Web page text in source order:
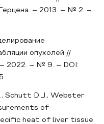
– 2013. – № 2. –
опухолей //
2022. – № 9. – DOI:
Schutt D.J., Webster
of
heat of liver tissue